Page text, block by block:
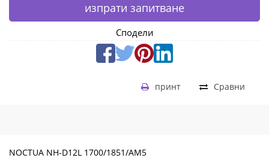
изпрати запитване
Сподели
Сравни
принт
NOCTUA NH-D12L 1700/1851/AM5